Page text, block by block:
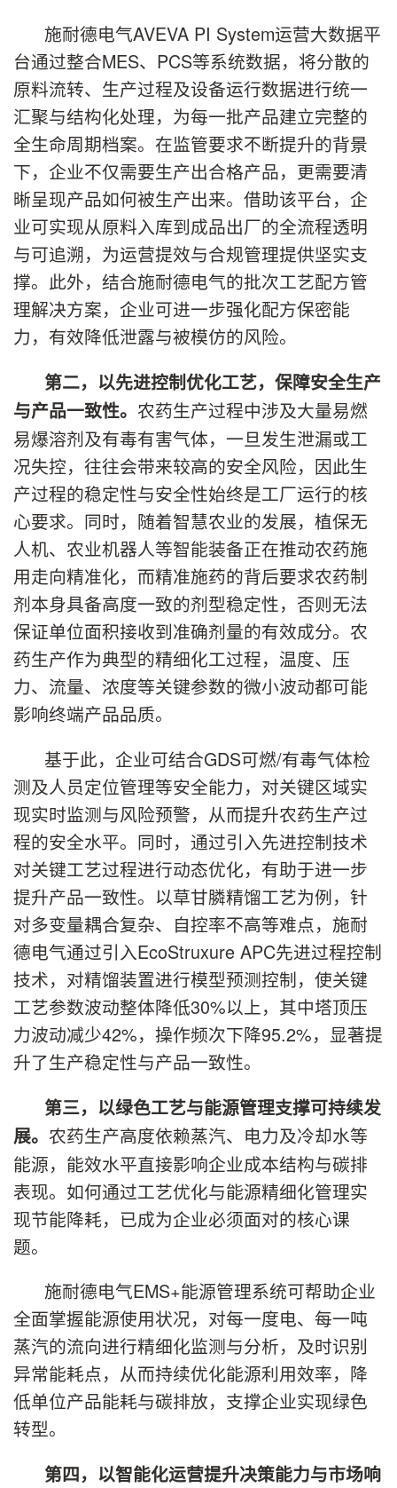
施耐德电气AVEVA PI System运营大数据平
台通过整合MES、PCS等系统数据，将分散的
原料流转、生产过程及设备运行数据进行统一
汇聚与结构化处理，为每一批产品建立完整的
全生命周期档案。在监管要求不断提升的背景
下，企业不仅需要生产出合格产品，更需要清
晰呈现产品如何被生产出来。借助该平台，企
业可实现从原料入库到成品出厂的全流程透明
与可追溯，为运营提效与合规管理提供坚实支
撑。此外，结合施耐德电气的批次工艺配方管
理解决方案，企业可进一步强化配方保密能
力，有效降低泄露与被模仿的风险。
第二，以先进控制优化工艺，保障安全生产
与产品一致性。 农药生产过程中涉及大量易燃
易爆溶剂及有毒有害气体，一旦发生泄漏或工
况失控，往往会带来较高的安全风险，因此生
产过程的稳定性与安全性始终是工厂运行的核
心要求。同时，随着智慧农业的发展，植保无
人机、农业机器人等智能装备正在推动农药施
用走向精准化，而精准施药的背后要求农药制
剂本身具备高度一致的剂型稳定性，否则无法
保证单位面积接收到准确剂量的有效成分。农
药生产作为典型的精细化工过程，温度、压
力、流量、浓度等关键参数的微小波动都可能
影响终端产品品质。
基于此，企业可结合GDS可燃/有毒气体检
测及人员定位管理等安全能力，对关键区域实
现实时监测与风险预警，从而提升农药生产过
程的安全水平。同时，通过引入先进控制技术
对关键工艺过程进行动态优化，有助于进一步
提升产品一致性。以草甘膦精馏工艺为例，针
对多变量耦合复杂、自控率不高等难点，施耐
德电气通过引入EcoStruxure APC先进过程控制
技术，对精馏装置进行模型预测控制，使关键
工艺参数波动整体降低30%以上，其中塔顶压
力波动减少42%，操作频次下降95.2%，显著提
升了生产稳定性与产品一致性。
第三，以绿色工艺与能源管理支撑可持续发
展。 农药生产高度依赖蒸汽、电力及冷却水等
能源，能效水平直接影响企业成本结构与碳排
表现。如何通过工艺优化与能源精细化管理实
现节能降耗，已成为企业必须面对的核心课
题。
施耐德电气EMS+能源管理系统可帮助企业
全面掌握能源使用状况，对每一度电、每一吨
蒸汽的流向进行精细化监测与分析，及时识别
异常能耗点，从而持续优化能源利用效率，降
低单位产品能耗与碳排放，支撑企业实现绿色
转型。
第四，以智能化运营提升决策能力与市场响